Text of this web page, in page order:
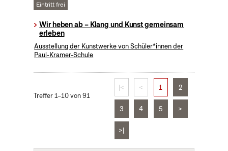
Eintritt frei
Wir heben ab – Klang und Kunst gemeinsam
erleben
Ausstellung der Kunstwerke von Schüler*innen der
Paul-Kramer-Schule
Treffer 1–10 von 91
|< < 1 2
3 4 5 >
>|